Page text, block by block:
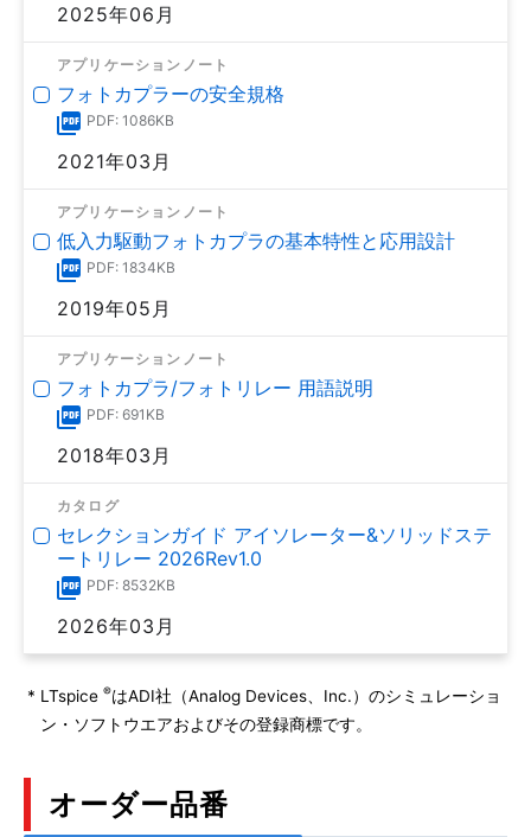
2025年06月
アプリケーションノート
フォトカプラーの安全規格
PDF: 1086KB
2021年03月
アプリケーションノート
低入力駆動フォトカプラの基本特性と応用設計
PDF: 1834KB
2019年05月
アプリケーションノート
フォトカプラ/フォトリレー 用語説明
PDF: 691KB
2018年03月
カタログ
セレクションガイド アイソレーター&ソリッドステ
ートリレー 2026Rev1.0
PDF: 8532KB
2026年03月
* LTspice ®はADI社（Analog Devices、Inc.）のシミュレーショ
ン・ソフトウエアおよびその登録商標です。
オーダー品番